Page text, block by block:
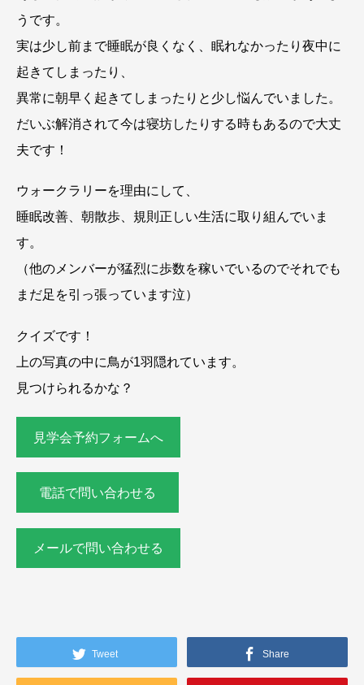
うです。
実は少し前まで睡眠が良くなく、眠れなかったり夜中に
起きてしまったり、
異常に朝早く起きてしまったりと少し悩んでいました。
だいぶ解消されて今は寝坊したりする時もあるので大丈
夫です！
ウォークラリーを理由にして、
睡眠改善、朝散歩、規則正しい生活に取り組んでいま
す。
（他のメンバーが猛烈に歩数を稼いでいるのでそれでも
まだ足を引っ張っています泣）
クイズです！
上の写真の中に鳥が1羽隠れています。
見つけられるかな？
見学会予約フォームへ
電話で問い合わせる
メールで問い合わせる
Tweet Share